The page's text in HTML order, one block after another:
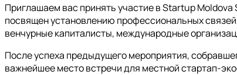
Приглашаем вас принять участие в Startup
посвящен установлению профессиональных
венчурные капиталисты, международные
После успеха предыдущего мероприятия,
важнейшее место встречи для местной стартап-